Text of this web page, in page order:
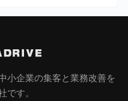
小企業の集客と業務改善を
です。